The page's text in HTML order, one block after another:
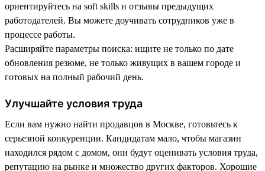
ориентируйтесь на soft skills и отзывы предыдущих
работодателей. Вы можете доучивать сотрудников уже в
процессе работы.
Расширяйте параметры поиска: ищите не только по дате
обновления резюме, не только живущих в вашем городе и
готовых на полный рабочий день.
Улучшайте условия труда
Если вам нужно найти продавцов в Москве, готовьтесь к
серьезной конкуренции. Кандидатам мало, чтобы магазин
находился рядом с домом, они будут оценивать условия труда,
репутацию на рынке и множество других факторов. Хорошие